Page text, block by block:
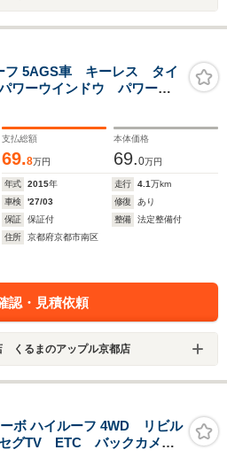
フ 5AGS車 キーレス タイ
ワーウインドウ パワース
アコン 走行距離
ルーフ 積載量350kg 乗
支払総額
69.8万円
本体価格
69.0万円
年式 2015年 走行 4.1万km
車検
'27/03 修復
あり
保証
保証付 整備
法定整備付
住所
京都府京都市南区
認・見積依頼
くるまのアップル京都店
ボ ハイルーフ 4WD リビル
グTV ETC バックカメ
革調シートカバー 4WD